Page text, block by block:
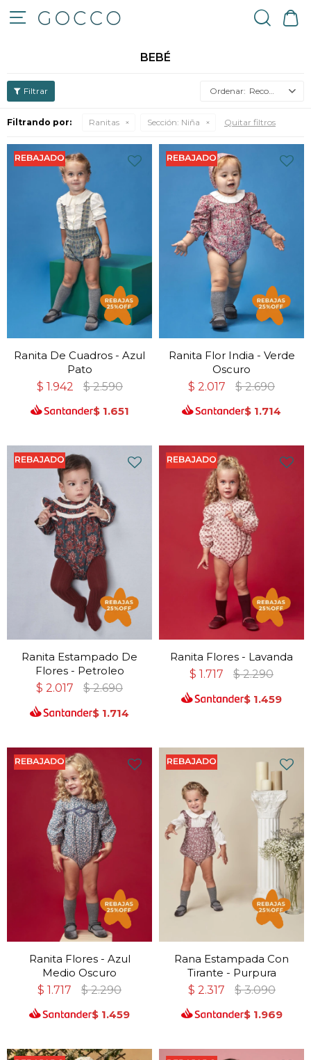

BEBÉ
Recomendados
Filtrando por: Ranitas Sección: Niña Quitar filtros
Ranita De Cuadros - Azul
Pato
$ 1.942 $ 2.590
$ 1.651
Ranita Flor India - Verde
Oscuro
$ 2.017 $ 2.690
$ 1.714
Ranita Estampado De
Flores - Petroleo
$ 2.017 $ 2.690
$ 1.714
Ranita Flores - Lavanda
$ 1.717 $ 2.290
$ 1.459
Ranita Flores - Azul
Medio Oscuro
$ 1.717 $ 2.290
$ 1.459
Rana Estampada Con
Tirante - Purpura
$ 2.317 $ 3.090
$ 1.969